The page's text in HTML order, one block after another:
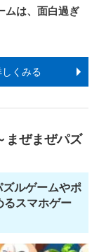
ムは、面白過ぎ
しくみる
まぜまぜパズ
ルゲームやポ
るスマホゲー